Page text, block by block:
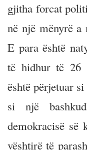
gjitha forcat
në një mënyrë
E para është
të hidhur të 26
është përjetuar
si një
demokracisë së
vështirë të